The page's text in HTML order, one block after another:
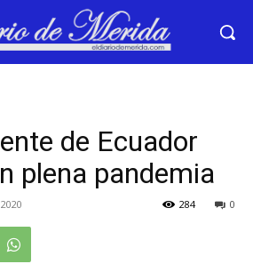
de Ecuador
plena pandemia
0
284